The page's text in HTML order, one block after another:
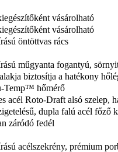
vásárolható
vásárolható
öntöttvas rács
műgyanta fogantyú,
biztosítja a hatékony
Temp™ hőmérő
acél Roto-Draft alsó szelep,
dupla falú acél
záródó fedél
acélszekrény, prémium